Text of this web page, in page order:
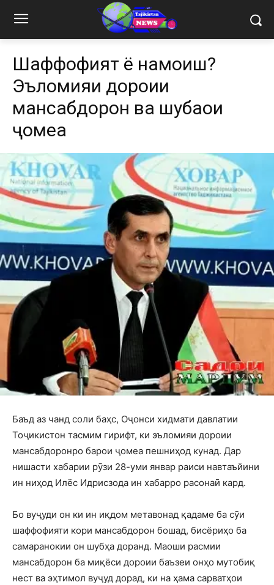
Шаффофият ё намоиш?
Эъломияи дороии
мансабдорон ва шубҳаҳои
ҷомеа
Баъд аз чанд соли баҳс, Оҷонси хидмати давлатии
Тоҷикистон тасмим гирифт, ки эъломияи дороии
мансабдоронро барои ҷомеа пешниҳод кунад. Дар
нишасти хабарии рӯзи 28-уми январ раиси навтаъйини
ин ниҳод Илёс Идрисзода ин хабарро расонаӣ кард.
Бо вуҷуди он ки ин иқдом метавонад қадаме ба сӯи
шаффофияти кори мансабдорон бошад, бисёриҳо ба
самаранокии он шубҳа доранд. Маоши расмии
мансабдорон ба миқёси дороии баъзеи онҳо мутобиқ
нест ва эҳтимол вуҷуд дорад, ки на ҳама сарватҳои